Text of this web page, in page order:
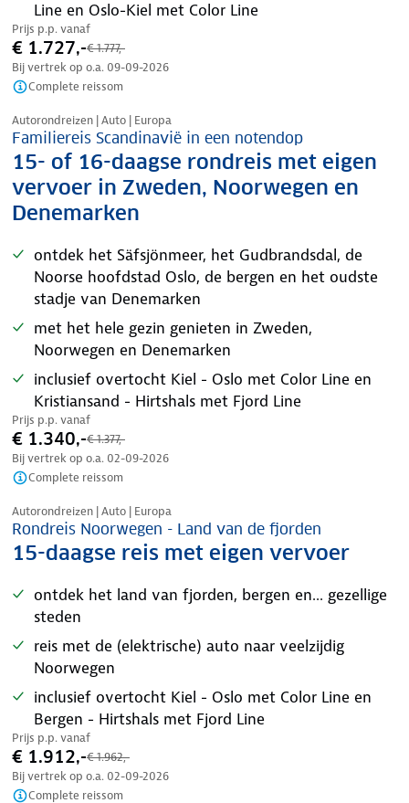
Line en Oslo-Kiel met Color Line
Prijs p.p. vanaf
€ 1.727,-€ 1.777,-
Bij vertrek op o.a. 09-09-2026
Complete reissom
Nazomer korting
Autorondreizen | Auto | Europa
Familiereis Scandinavië in een notendop
15- of 16-daagse rondreis met eigen
vervoer in Zweden, Noorwegen en
Denemarken
ontdek het Säfsjönmeer, het Gudbrandsdal, de
Noorse hoofdstad Oslo, de bergen en het oudste
stadje van Denemarken
met het hele gezin genieten in Zweden,
Noorwegen en Denemarken
inclusief overtocht Kiel - Oslo met Color Line en
Kristiansand - Hirtshals met Fjord Line
Prijs p.p. vanaf
€ 1.340,-€ 1.377,-
Bij vertrek op o.a. 02-09-2026
Complete reissom
Nazomer korting
Autorondreizen | Auto | Europa
Rondreis Noorwegen - Land van de fjorden
15-daagse reis met eigen vervoer
ontdek het land van fjorden, bergen en... gezellige
steden
reis met de (elektrische) auto naar veelzijdig
Noorwegen
inclusief overtocht Kiel - Oslo met Color Line en
Bergen - Hirtshals met Fjord Line
Prijs p.p. vanaf
€ 1.912,-€ 1.962,-
Bij vertrek op o.a. 02-09-2026
Complete reissom